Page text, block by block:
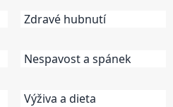
Zdravé hubnutí
Nespavost a spánek
Výživa a dieta